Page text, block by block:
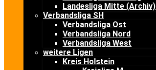
Landesliga Mitte (Archiv)
Verbandsliga SH
Verbandsliga Ost
Verbandsliga Nord
Verbandsliga West
weitere Ligen
Kreis Holstein